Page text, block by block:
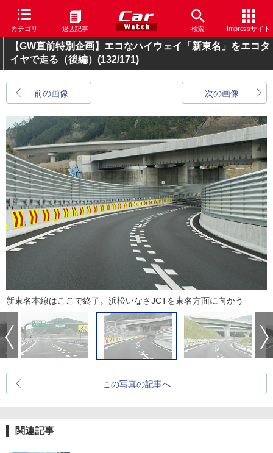
カテゴリ 過去記事 検索 Impressサイト
【GW直前特別企画】エコなハイウェイ「新東名」をエコタ
イヤで走る（後編） (132/171)
前の画像 次の画像
新東名本線はここで終了。浜松いなさJCTを東名方面に向かう
この写真の記事へ
関連記事